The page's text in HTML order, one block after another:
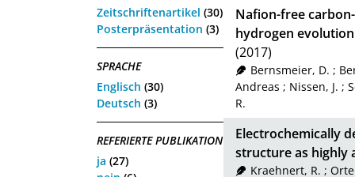
Zeitschriftenartikel (30)
Posterpräsentation (3)
SPRACHE
Englisch (30)
Deutsch (3)
REFERIERTE PUBLIKATION
ja (27)
Nafion-free
hydrogen
(2017)
Bernsmeier, D. ;
Andreas ; Nissen, J. ;
R.
Electrochemically
structure as highly
Kraehnert, R. ;